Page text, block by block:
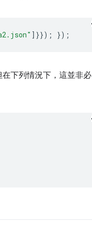
]}}); });
下列情況下，這並非必